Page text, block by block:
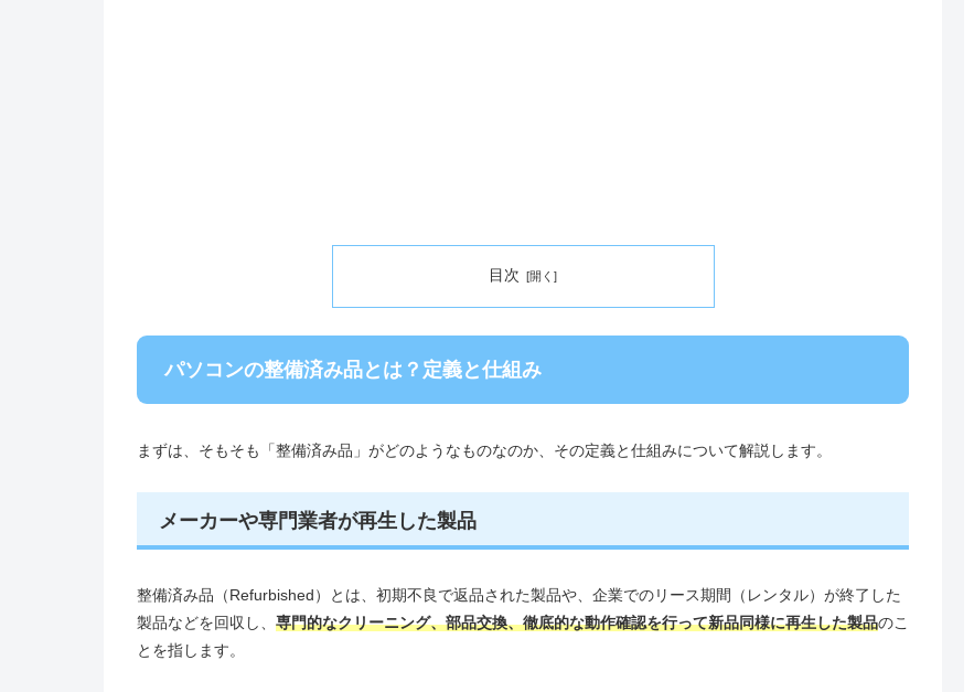
目次
パソコンの整備済み品とは？定義と仕組み
まずは、そもそも「整備済み品」がどのようなものなのか、その定義と仕組みについて解説します。
メーカーや専門業者が再生した製品
整備済み品（Refurbished）とは、初期不良で返品された製品や、企業でのリース期間（レンタル）が終了した
製品などを回収し、 専門的なクリーニング、部品交換、徹底的な動作確認を行って新品同様に再生した製品のこ
とを指します。